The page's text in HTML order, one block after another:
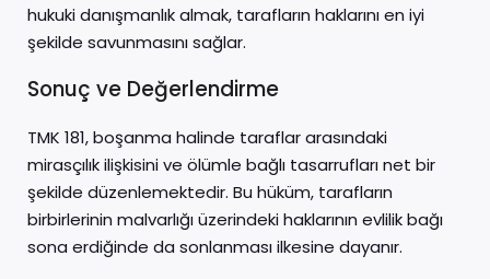
hukuki danışmanlık almak, tarafların haklarını en iyi
şekilde savunmasını sağlar.
Sonuç ve Değerlendirme
TMK 181, boşanma halinde taraflar arasındaki
mirasçılık ilişkisini ve ölümle bağlı tasarrufları net bir
şekilde düzenlemektedir. Bu hüküm, tarafların
birbirlerinin malvarlığı üzerindeki haklarının evlilik bağı
sona erdiğinde da sonlanması ilkesine dayanır.